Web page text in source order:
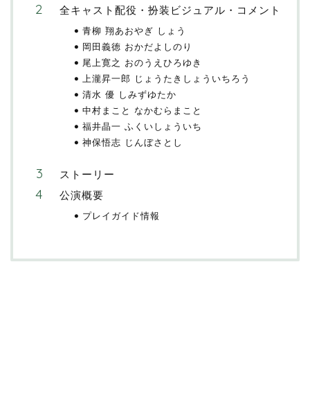
全キャスト配役・扮装ビジュアル・コメント
青柳 翔あおやぎ しょう
岡田義徳 おかだよしのり
尾上寛之 おのうえひろゆき
上瀧昇一郎 じょうたきしょういちろう
清水 優 しみずゆたか
中村まこと なかむらまこと
福井晶一 ふくいしょういち
神保悟志 じんぼさとし
ストーリー
公演概要
プレイガイド情報